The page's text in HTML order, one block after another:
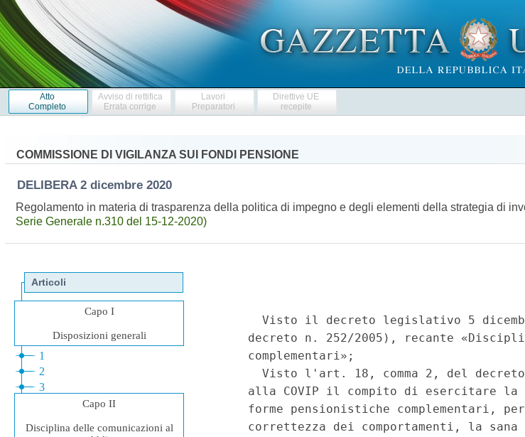
Atto
Completo
Avviso di rettifica
Errata corrige
Lavori
Preparatori
Direttive UE
recepite
COMMISSIONE DI VIGILANZA SUI FONDI PENSIONE
DELIBERA 2 dicembre 2020
Regolamento in materia di trasparenza della politica di impegno e degli elementi della strategia di
Serie Generale n.310 del 15-12-2020)